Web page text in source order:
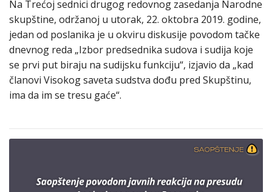
Na Trećoj sednici drugog redovnog zasedanja Narodne
skupštine, održanoj u utorak, 22. oktobra 2019. godine,
jedan od poslanika je u okviru diskusije povodom tačke
dnevnog reda „Izbor predsednika sudova i sudija koje
se prvi put biraju na sudijsku funkciju“, izjavio da „kad
članovi Visokog saveta sudstva dođu pred Skupštinu,
ima da im se tresu gaće“.